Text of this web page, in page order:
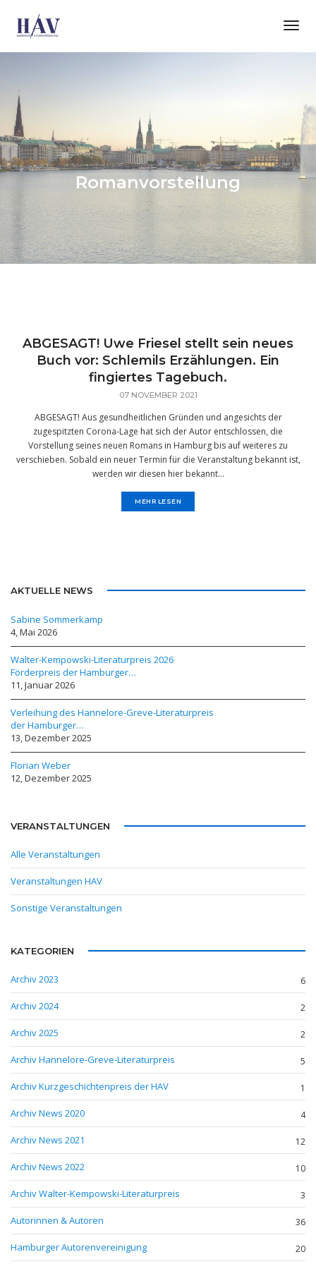
Romanvorstellung
ABGESAGT! Uwe Friesel stellt sein neues
Buch vor: Schlemils Erzählungen. Ein
fingiertes Tagebuch.
07 NOVEMBER 2021
ABGESAGT! Aus gesundheitlichen Gründen und angesichts der
zugespitzten Corona-Lage hat sich der Autor entschlossen, die
Vorstellung seines neuen Romans in Hamburg bis auf weiteres zu
verschieben. Sobald ein neuer Termin für die Veranstaltung bekannt ist,
werden wir diesen hier bekannt...
MEHR LESEN
AKTUELLE NEWS
Sabine Sommerkamp
4, Mai 2026
Walter-Kempowski-Literaturpreis 2026
Förderpreis der Hamburger…
11, Januar 2026
Verleihung des Hannelore-Greve-Literaturpreis
der Hamburger…
13, Dezember 2025
Florian Weber
12, Dezember 2025
VERANSTALTUNGEN
Alle Veranstaltungen
Veranstaltungen HAV
Sonstige Veranstaltungen
KATEGORIEN
Archiv 2023 6
Archiv 2024 2
Archiv 2025 2
Archiv Hannelore-Greve-Literaturpreis 5
Archiv Kurzgeschichtenpreis der HAV 1
Archiv News 2020 4
Archiv News 2021 12
Archiv News 2022 10
Archiv Walter-Kempowski-Literaturpreis 3
Autorinnen & Autoren 36
Hamburger Autorenvereinigung 20